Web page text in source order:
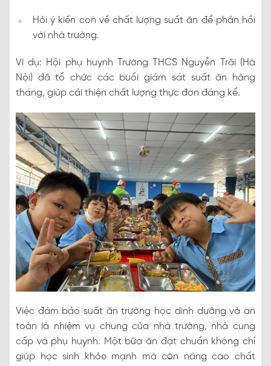
Hỏi ý kiến con về chất lượng suất ăn để phản hồi
với nhà trường.
Ví dụ: Hội phụ huynh Trường THCS Nguyễn Trãi (Hà
Nội) đã tổ chức các buổi giám sát suất ăn hàng
tháng, giúp cải thiện chất lượng thực đơn đáng kể.
Việc đảm bảo suất ăn trường học dinh dưỡng và an
toàn là nhiệm vụ chung của nhà trường, nhà cung
cấp và phụ huynh. Một bữa ăn đạt chuẩn không chỉ
giúp học sinh khỏe mạnh mà còn nâng cao chất